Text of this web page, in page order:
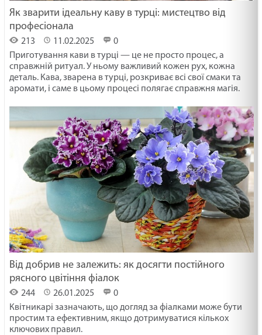
Як зварити ідеальну каву в турці: мистецтво від
професіонала
213 11.02.2025
0
Приготування кави в турці — це не просто процес, а
справжній ритуал. У ньому важливий кожен рух, кожна
деталь. Кава, зварена в турці, розкриває всі свої смаки та
аромати, і саме в цьому процесі полягає справжня магія.
Від добрив не залежить: як досягти постійного
рясного цвітіння фіалок
244 26.01.2025
0
Квітникарі зазначають, що догляд за фіалками може бути
простим та ефективним, якщо дотримуватися кількох
ключових правил.